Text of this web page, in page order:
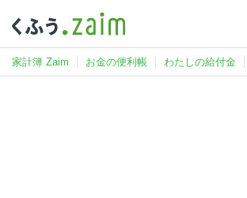
家計簿 Zaim お金の便利帳 わたしの給付金